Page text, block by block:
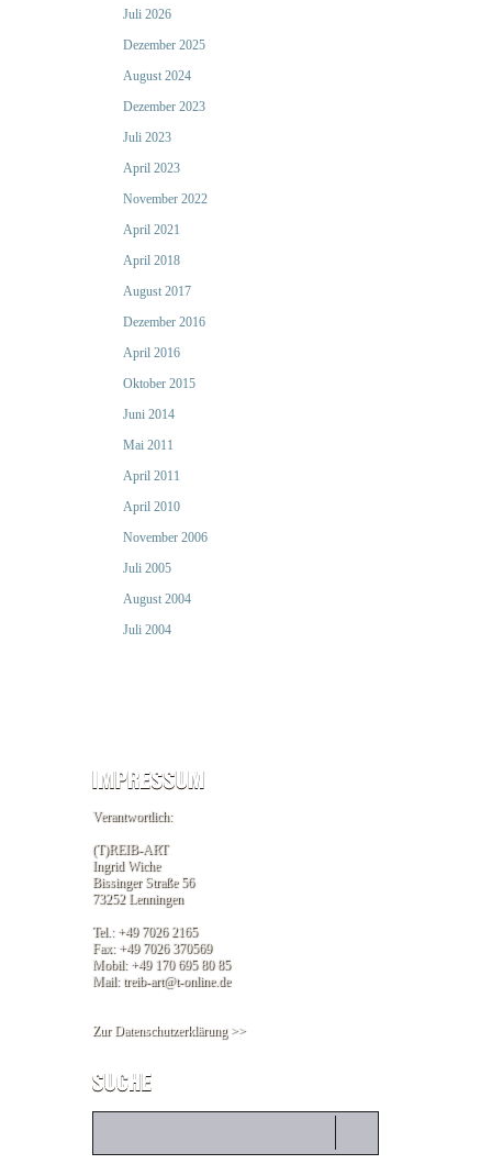
Juli 2026
Dezember 2025
August 2024
Dezember 2023
Juli 2023
April 2023
November 2022
April 2021
April 2018
August 2017
Dezember 2016
April 2016
Oktober 2015
Juni 2014
Mai 2011
April 2011
April 2010
November 2006
Juli 2005
August 2004
Juli 2004
Verantwortlich:
(T)REIB-ART
Ingrid Wiche
Bissinger Straße 56
73252 Lenningen
Tel.: +49 7026 2165
Fax: +49 7026 370569
Mobil: +49 170 695 80 85
Mail: treib-art@t-online.de
Zur Datenschutzerklärung >>